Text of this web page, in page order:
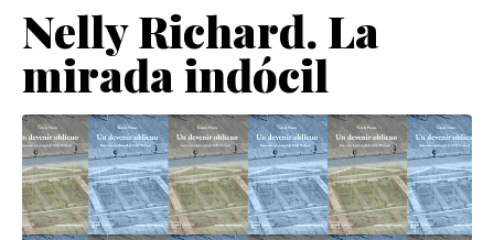
Nelly Richard. La
mirada indócil